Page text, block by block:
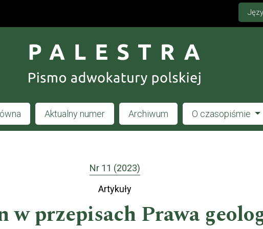
Aktualny numer Archiwum O czasopiśmie
Nr 11 (2023)
Artykuły
w przepisach Prawa